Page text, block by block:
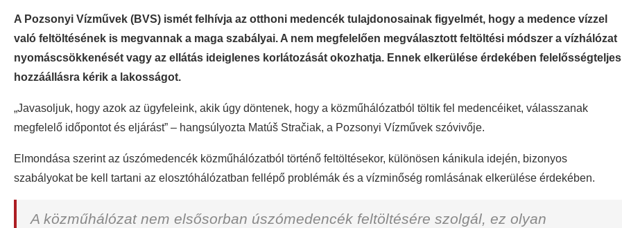
A Pozsonyi Vízművek (BVS) ismét felhívja az otthoni medencék tulajdonosainak figyelmét, hogy a medence vízzel
való feltöltésének is megvannak a maga szabályai. A nem megfelelően megválasztott feltöltési módszer a vízhálózat
nyomáscsökkenését vagy az ellátás ideiglenes korlátozását okozhatja. Ennek elkerülése érdekében felelősségteljes
hozzáállásra kérik a lakosságot.
„Javasoljuk, hogy azok az ügyfeleink, akik úgy döntenek, hogy a közműhálózatból töltik fel medencéiket, válasszanak
megfelelő időpontot és eljárást” – hangsúlyozta Matúš Stračiak, a Pozsonyi Vízművek szóvivője.
Elmondása szerint az úszómedencék közműhálózatból történő feltöltésekor, különösen kánikula idején, bizonyos
szabályokat be kell tartani az elosztóhálózatban fellépő problémák és a vízminőség romlásának elkerülése érdekében.
A közműhálózat nem elsősorban úszómedencék feltöltésére szolgál, ez olyan